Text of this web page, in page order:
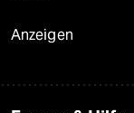
Anzeigen